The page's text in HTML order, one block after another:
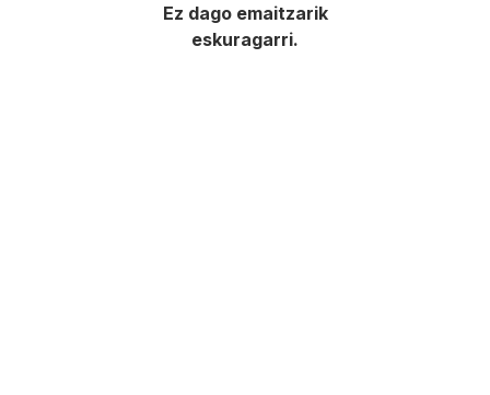
Ez dago emaitzarik
eskuragarri.